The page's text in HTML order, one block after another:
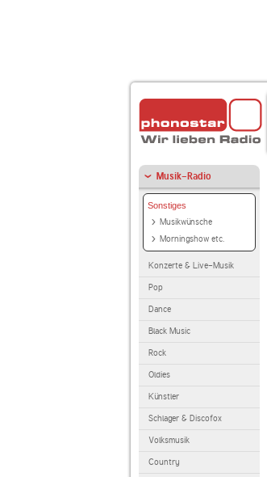
Musik-Radio
Sonstiges
Musikwünsche
Morningshow etc.
Konzerte & Live-Musik
Pop
Dance
Black Music
Rock
Oldies
Künstler
Schlager & Discofox
Volksmusik
Country